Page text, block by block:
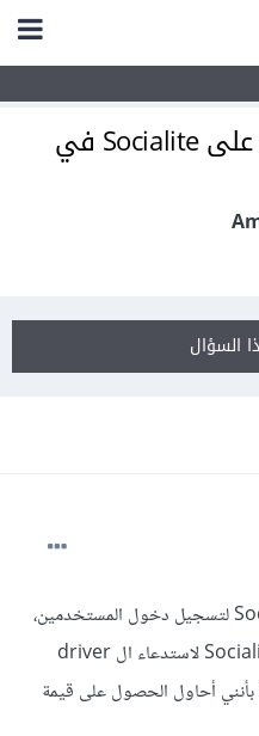
إجراء الاختبارات على Socialite في
السؤال
لدي مشروع يستخدم مكتبة Socialite لتسجيل دخول المستخدمين،
وأحاول الآن استخدام Socialite Facade لاستدعاء ال driver
أحاول الحصول على قيمة